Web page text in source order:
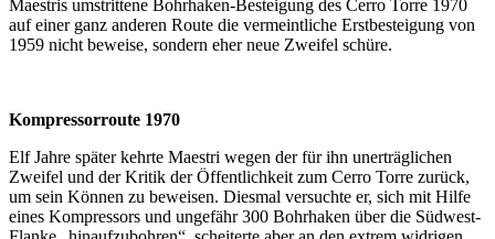
Maestris umstrittene Bohrhaken-Besteigung des Cerro Torre 1970
auf einer ganz anderen Route die vermeintliche Erstbesteigung von
1959 nicht beweise, sondern eher neue Zweifel schüre.
Kompressorroute 1970
Elf Jahre später kehrte Maestri wegen der für ihn unerträglichen
Zweifel und der Kritik der Öffentlichkeit zum Cerro Torre zurück,
um sein Können zu beweisen. Diesmal versuchte er, sich mit Hilfe
eines Kompressors und ungefähr 300 Bohrhaken über die Südwest-